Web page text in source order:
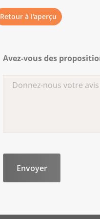
Retour à l'aperçu
Avez-vous des